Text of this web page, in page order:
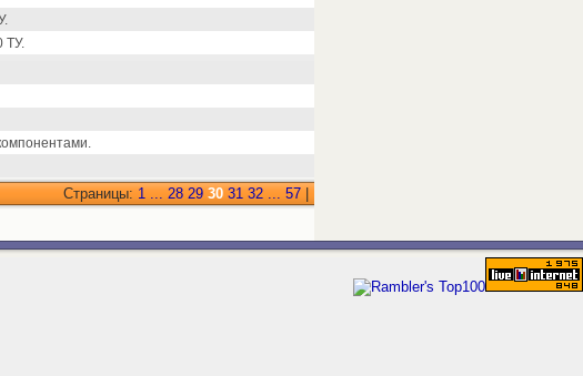
ТУ.
Страницы: 1 ... 28 29 30 31 32 ... 57